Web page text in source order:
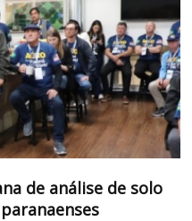
de análise de solo